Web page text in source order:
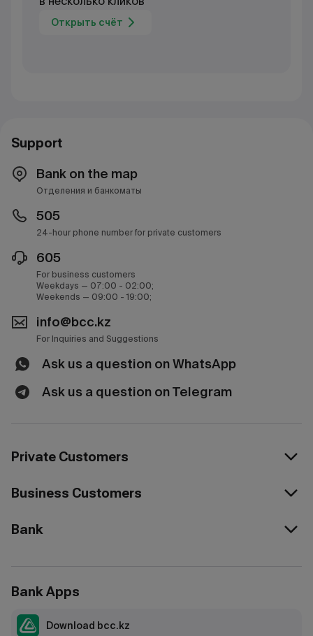
Открыть счёт
Support
Bank on the map
Отделения и банкоматы
505
24-hour phone number for private customers
605
For business customers
Weekdays — 07:00 - 02:00;
Weekends — 09:00 - 19:00;
info@bcc.kz
For Inquiries and Suggestions
Ask us a question on WhatsApp
Ask us a question on Telegram
Private Customers
Business Customers
Bank
Bank Apps
Download bcc.kz